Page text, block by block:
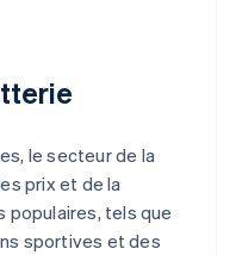
le secteur de la
prix et de la
populaires, tels que
sportives et des